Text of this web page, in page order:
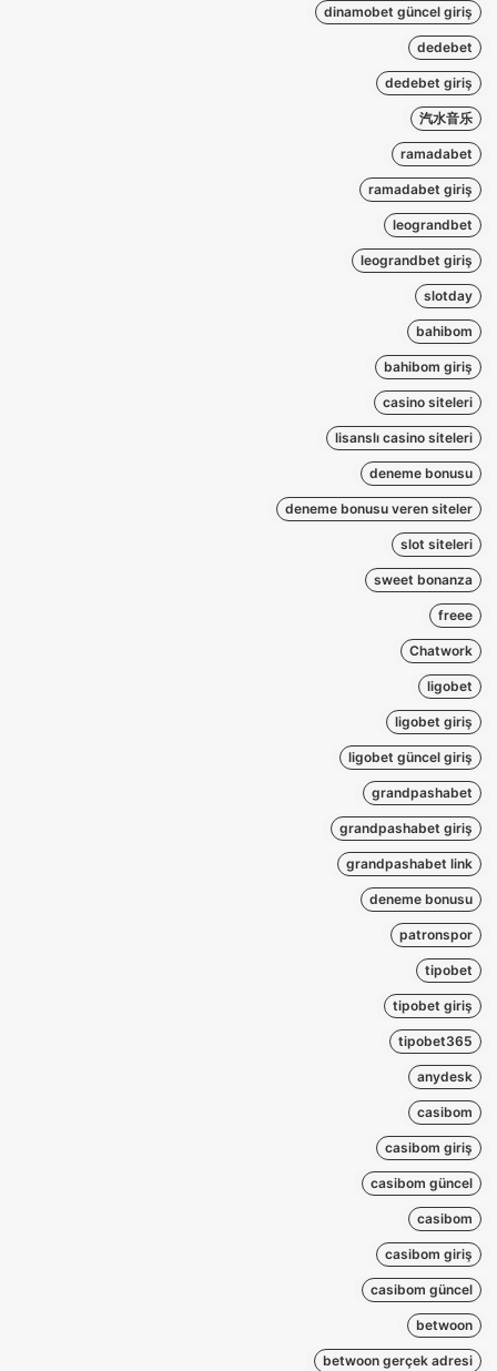
dinamobet güncel giriş
dedebet
dedebet giriş
汽水音乐
ramadabet
ramadabet giriş
leograndbet
leograndbet giriş
slotday
bahibom
bahibom giriş
casino siteleri
lisanslı casino siteleri
deneme bonusu
deneme bonusu veren siteler
slot siteleri
sweet bonanza
freee
Chatwork
ligobet
ligobet giriş
ligobet güncel giriş
grandpashabet
grandpashabet giriş
grandpashabet link
deneme bonusu
patronspor
tipobet
tipobet giriş
tipobet365
anydesk
casibom
casibom giriş
casibom güncel
casibom
casibom giriş
casibom güncel
betwoon
betwoon gerçek adresi